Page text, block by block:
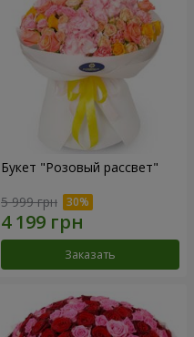
Букет "Розовый рассвет"
5 999 грн
Заказать